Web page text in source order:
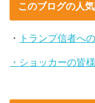
このブログの人
・ トランプ信者へ
・ショッカーの皆